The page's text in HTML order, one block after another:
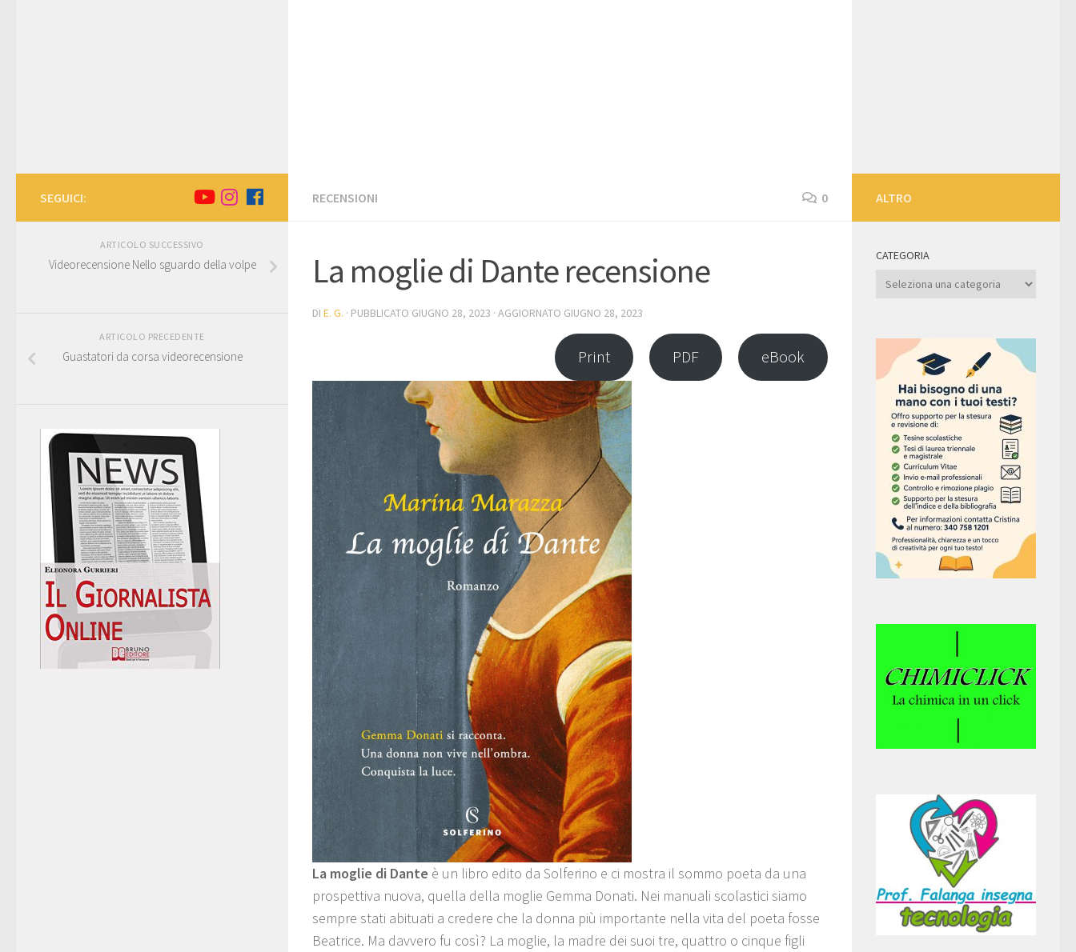
RECENSIONI 0
La moglie di Dante recensione
DI E. G. · PUBBLICATO GIUGNO 28, 2023 · AGGIORNATO GIUGNO 28, 2023
Print PDF eBook
La moglie di Dante è un libro edito da Solferino e ci mostra il sommo poeta da una
prospettiva nuova, quella della moglie Gemma Donati. Nei manuali scolastici siamo
sempre stati abituati a credere che la donna più importante nella vita del poeta fosse
Beatrice. Ma davvero fu così? La moglie, la madre dei suoi tre, quattro o cinque figli
SEGUICI:
ARTICOLO SUCCESSIVO
Videorecensione Nello sguardo della volpe
ARTICOLO PRECEDENTE
Guastatori da corsa videorecensione
ALTRO
CATEGORIA
Categoria